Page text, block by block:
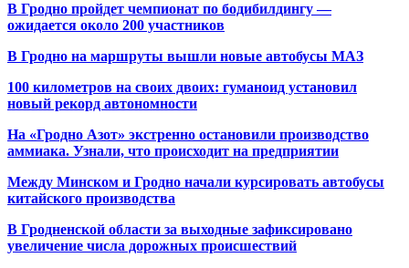
В Гродно пройдет чемпионат по бодибилдингу —
ожидается около 200 участников
В Гродно на маршруты вышли новые автобусы МАЗ
100 километров на своих двоих: гуманоид установил
новый рекорд автономности
На «Гродно Азот» экстренно остановили производство
аммиака. Узнали, что происходит на предприятии
Между Минском и Гродно начали курсировать автобусы
китайского производства
В Гродненской области за выходные зафиксировано
увеличение числа дорожных происшествий